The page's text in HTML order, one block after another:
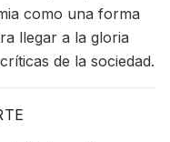
como una forma
llegar a la gloria
de la sociedad.